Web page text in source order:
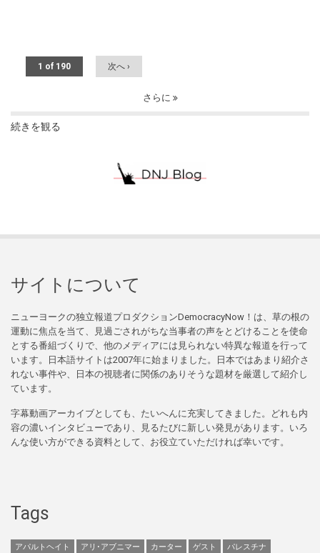
1 of 190 次へ ›
さらに
続きを観る
サイトについて
ニューヨークの独立報道プロダクションDemocracyNow！は、草の根の
運動に焦点を当て、見過ごされがちな当事者の声をとどけることを使命
とする番組づくりで、他のメディアには見られない特異な報道を行って
います。日本語サイトは2007年に始まりました。日本ではあまり紹介さ
れない事件や、日本の視聴者に関係のありそうな題材を厳選して紹介し
ています。
字幕動画アーカイブとしても、たいへんに充実してきました。どれも内
容の濃いインタビューであり、見るたびに新しい発見があります。いろ
んな使い方ができる資料として、お役立ていただければ幸いです。
Tags
アパルトヘイト アリ･アブニマー カーター ゲスト パレスチナ